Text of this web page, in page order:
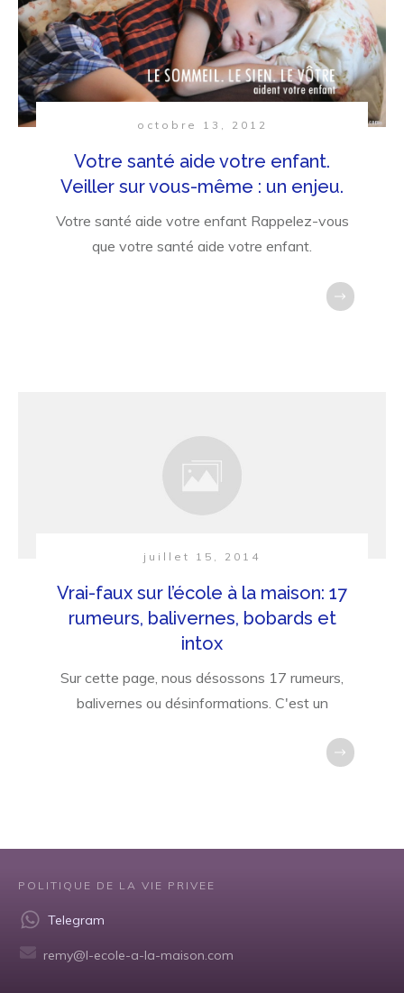
octobre 13, 2012
Votre santé aide votre enfant.
Veiller sur vous-même : un enjeu.
Votre santé aide votre enfant Rappelez-vous
que votre santé aide votre enfant.
juillet 15, 2014
Vrai-faux sur l’école à la maison: 17
rumeurs, balivernes, bobards et
intox
Sur cette page, nous désossons 17 rumeurs,
balivernes ou désinformations. C'est un
POLITIQUE DE LA VIE PRIVEE
Telegram
remy@l-ecole-a-la-maison.com